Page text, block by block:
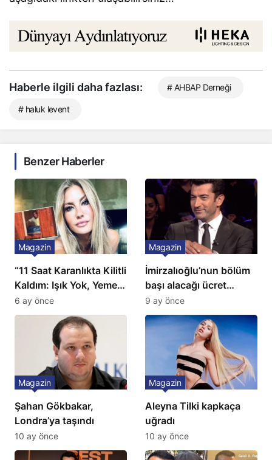
Haberle ilgili daha fazlası: # AHBAP Derneği
# haluk levent
Benzer Haberler
“11 Saat Karanlıkta Kilitli
Kaldım: Işık Yok, Yemek
Yok, Tuvalet Yok!”
Çağla Şikel’den Şok
Magazin
6 ay önce
İmirzalıoğlu’nun bölüm
başı alacağı ücret
Türkiye’de bir ilk:
Gözünü 2 ilçeye dikti!
Magazin
9 ay önce
Şahan Gökbakar,
Londra’ya taşındı
Magazin
10 ay önce
Aleyna Tilki kapkaça
uğradı
Magazin
10 ay önce